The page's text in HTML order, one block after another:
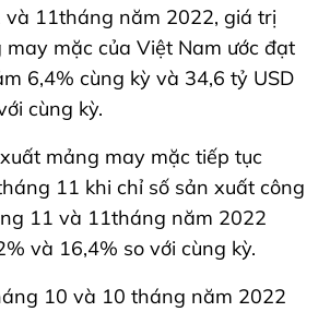
11tháng năm 2022, giá trị
mặc của Việt Nam ước đạt
6,4% cùng kỳ và 34,6 tỷ USD
cùng kỳ.
mảng may mặc tiếp tục
11 khi chỉ số sản xuất công
11 và 11tháng năm 2022
và 16,4% so với cùng kỳ.
10 và 10 tháng năm 2022